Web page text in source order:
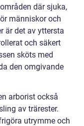
där sjuka,
människor och
är det av yttersta
och säkert
sköts med
den omgivande
arborist också
av trärester.
utrymme och